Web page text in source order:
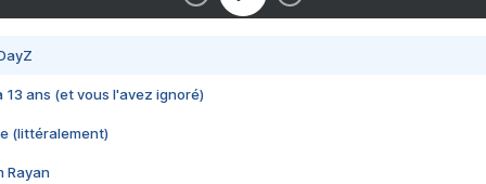
13 ans (et vous l'avez ignoré)
(littéralement)
Rayan